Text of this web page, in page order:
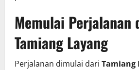
Memulai Perjalanan
Tamiang Layang
Perjalanan dimulai dari Tamiang